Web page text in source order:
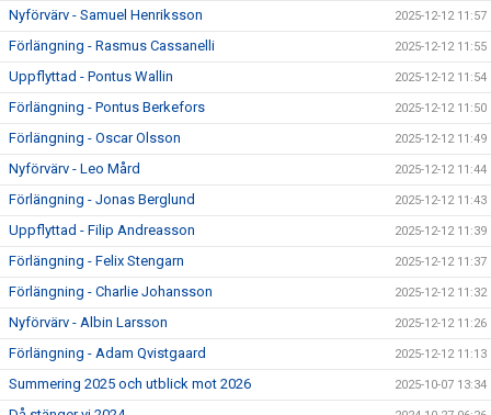
Nyförvärv - Samuel Henriksson 2025-12-12 11:57
Förlängning - Rasmus Cassanelli 2025-12-12 11:55
Uppflyttad - Pontus Wallin 2025-12-12 11:54
Förlängning - Pontus Berkefors 2025-12-12 11:50
Förlängning - Oscar Olsson 2025-12-12 11:49
Nyförvärv - Leo Mård 2025-12-12 11:44
Förlängning - Jonas Berglund 2025-12-12 11:43
Uppflyttad - Filip Andreasson 2025-12-12 11:39
Förlängning - Felix Stengarn 2025-12-12 11:37
Förlängning - Charlie Johansson 2025-12-12 11:32
Nyförvärv - Albin Larsson 2025-12-12 11:26
Förlängning - Adam Qvistgaard 2025-12-12 11:13
Summering 2025 och utblick mot 2026 2025-10-07 13:34